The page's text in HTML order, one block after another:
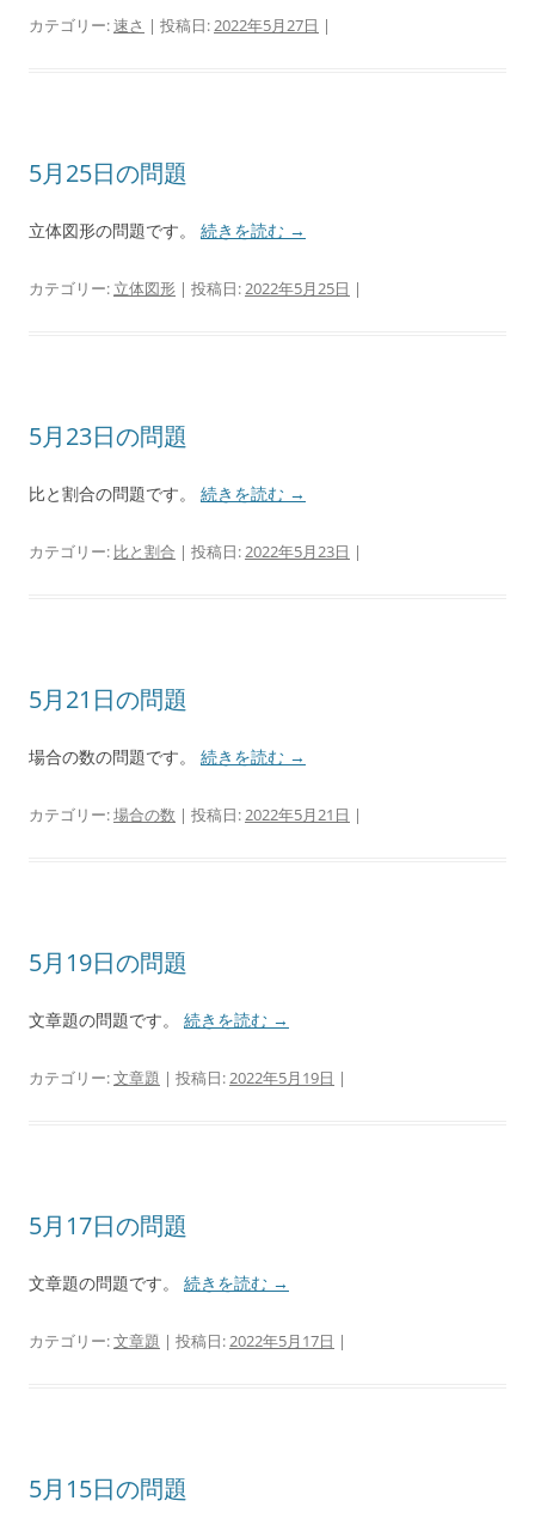
カテゴリー:速さ | 投稿日:2022年5月27日 |
5月25日の問題
立体図形の問題です。 続きを読む →
カテゴリー: 立体図形 | 投稿日:2022年5月25日 |
5月23日の問題
比と割合の問題です。 続きを読む →
カテゴリー: 比と割合 | 投稿日:2022年5月23日 |
5月21日の問題
場合の数の問題です。 続きを読む →
カテゴリー:場合の数 | 投稿日:2022年5月21日 |
5月19日の問題
文章題の問題です。 続きを読む →
カテゴリー:文章題 | 投稿日:2022年5月19日 |
5月17日の問題
文章題の問題です。 続きを読む →
カテゴリー:文章題 | 投稿日:2022年5月17日 |
5月15日の問題